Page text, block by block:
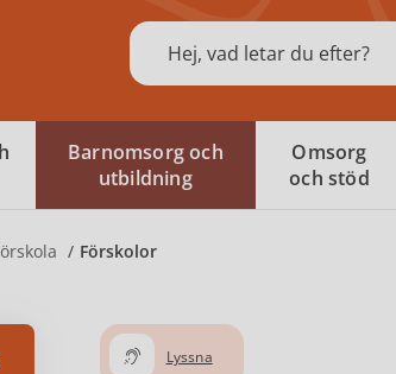
Sök
Barnomsorg och
utbildning
Omsorg
och stöd
Förskolor
Lyssna